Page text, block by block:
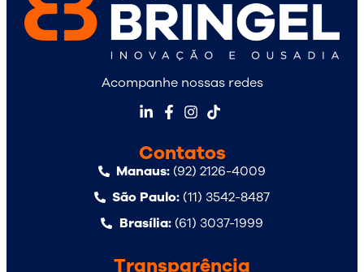
Acompanhe nossas redes
Transparência
Contatos
Manaus:(92) 2126-4009
São Paulo:(11) 3542-8487
Brasília:(61) 3037-1999